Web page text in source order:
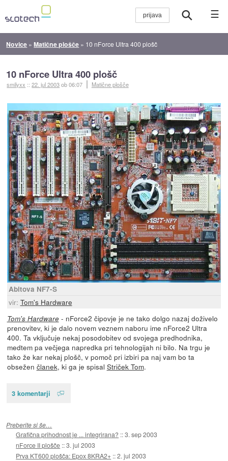
☰
Novice »Matične plošče » 10 nForce Ultra 400 plošč
10 nForce Ultra 400 plošč
smilyxx ::22. jul 2003ob 06:07 Matične plošče
Abitova NF7-S
vir: Tom's Hardware
Tom's Hardware- nForce2 čipovje je ne tako dolgo nazaj doživelo
prenovitev, ki je dalo novem veznem naboru ime nForce2 Ultra
400. Ta vključuje nekaj posodobitev od svojega predhodnika,
medtem pa večjega napredka pri tehnologijah ni bilo. Na trgu je
tako že kar nekaj plošč, v pomoč pri izbiri pa naj vam bo ta
obsežen članek, ki ga je spisal Striček Tom.
3 komentarji
Preberite si še…
Grafična prihodnost je ... integrirana? ::3. sep 2003
nForce II plošče ::3. jul 2003
Prva KT600 plošča: Epox 8KRA2+ ::2. jul 2003